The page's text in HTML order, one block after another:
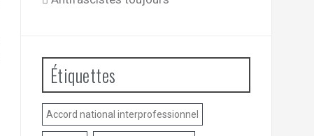
Étiquettes
Accord national interprofessionnel